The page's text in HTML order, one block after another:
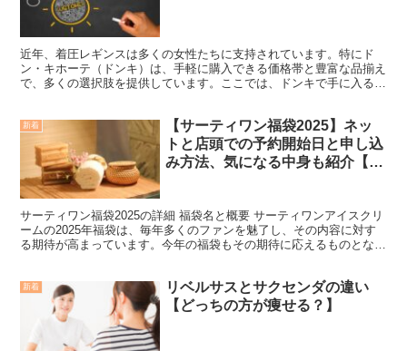
近年、着圧レギンスは多くの女性たちに支持されています。特にド
ン・キホーテ（ドンキ）は、手軽に購入できる価格帯と豊富な品揃え
で、多くの選択肢を提供しています。ここでは、ドンキで手に入るお
新着
【サーティワン福袋2025】ネッ
トと店頭での予約開始日と申し込
み方法、気になる中身も紹介【31
サーティワン福袋2025の詳細 福袋名と概要 サーティワンアイスクリ
ームの2025年福袋は、毎年多くのファンを魅了し、その内容に対す
る期待が高まっています。今年の福袋もその期待に応えるものとなる
新着
リベルサスとサクセンダの違い
【どっちの方が痩せる？】